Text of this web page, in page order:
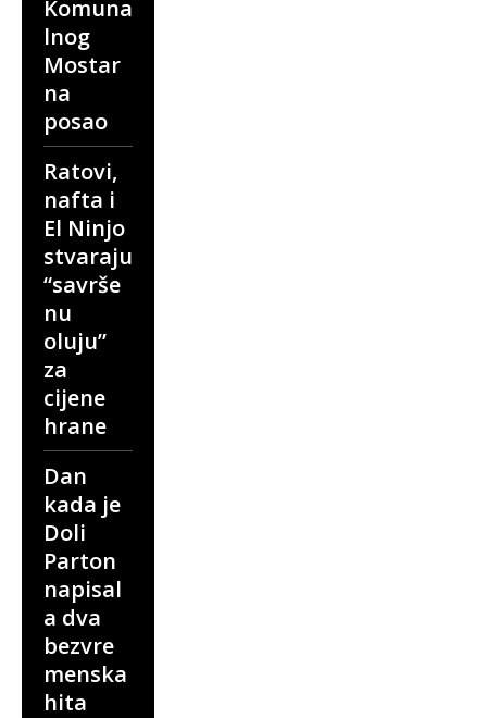
Komuna
lnog
Mostar
na
posao
Ratovi,
nafta i
El Ninjo
stvaraju
“savrše
nu
oluju”
za
cijene
hrane
Dan
kada je
Doli
Parton
napisal
a dva
bezvre
menska
hita